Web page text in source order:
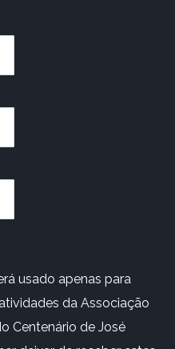
usado apenas para
da Associação
Centenário de José